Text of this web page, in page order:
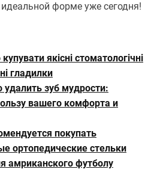
форме уже сегодня!
якісні стоматологічні
гладилки
удалить зуб мудрости:
вашего комфорта и
покупать
ортопедические стельки
амриканского футболу